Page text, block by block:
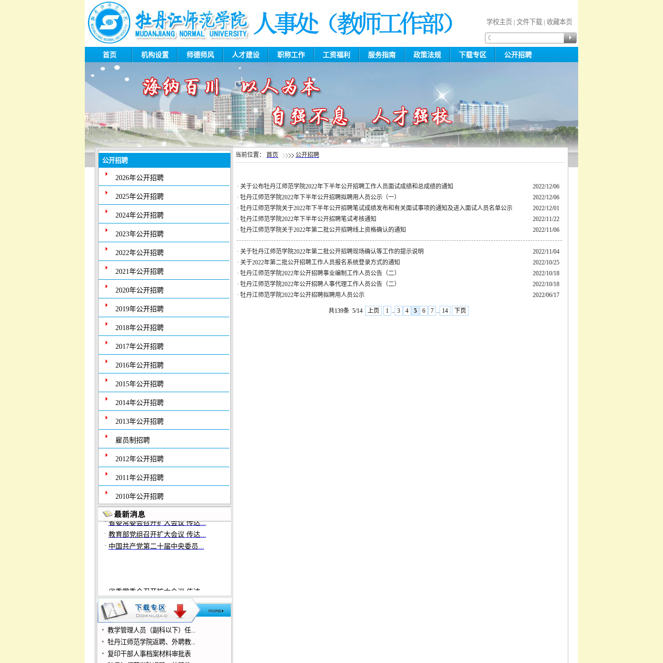
学校主页 | 文件下载 | 收藏本页
首页 机构设置 师德师风 人才建设 职称工作 工资福利 服务指南 政策法规 下载专区 公开招聘
公开招聘
2026年公开招聘
2025年公开招聘
2024年公开招聘
2023年公开招聘
2022年公开招聘
2021年公开招聘
2020年公开招聘
2019年公开招聘
2018年公开招聘
2017年公开招聘
2016年公开招聘
2015年公开招聘
2014年公开招聘
2013年公开招聘
雇员制招聘
2012年公开招聘
2011年公开招聘
2010年公开招聘
· 省委常委会召开扩大会议 传达...
教育部党组召开扩大会议 传达...
中国共产党第二十届中央委员...
· 教育部党组召开扩大会议 传达...
· 中国共产党第二十届中央委员...
教学管理人员（副科以下）任...
牡丹江师范学院返聘、外聘教...
复印干部人事档案材料审批表
当前位置： 首页 公开招聘
· 关于公布牡丹江师范学院2022年下半年公开招聘工作人员面试成绩和总成绩的通知
2022/12/06
· 牡丹江师范学院2022年下半年公开招聘拟聘用人员公示（一）
2022/12/06
· 牡丹江师范学院关于2022年下半年公开招聘笔试成绩发布和有关面试事项的通知及进入面试人员名单公示
2022/12/01
· 牡丹江师范学院2022年下半年公开招聘笔试考核通知
2022/11/22
· 牡丹江师范学院关于2022年第二批公开招聘线上资格确认的通知 2022/11/06
· 关于牡丹江师范学院2022年第二批公开招聘现场确认等工作的提示说明
2022/11/04
· 关于2022年第二批公开招聘工作人员报名系统登录方式的通知
2022/10/25
· 牡丹江师范学院2022年公开招聘事业编制工作人员公告（二）
2022/10/18
· 牡丹江师范学院2022年公开招聘人事代理工作人员公告（二）
2022/10/18
· 牡丹江师范学院2022年公开招聘拟聘用人员公示 2022/06/17
共139条 5/14 上页 1 .. 3 4 5 6 7 .. 14 下页